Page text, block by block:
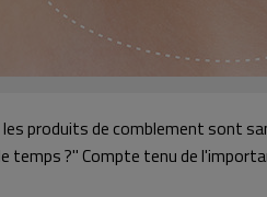
produits de comblement sont
temps ?" Compte tenu de